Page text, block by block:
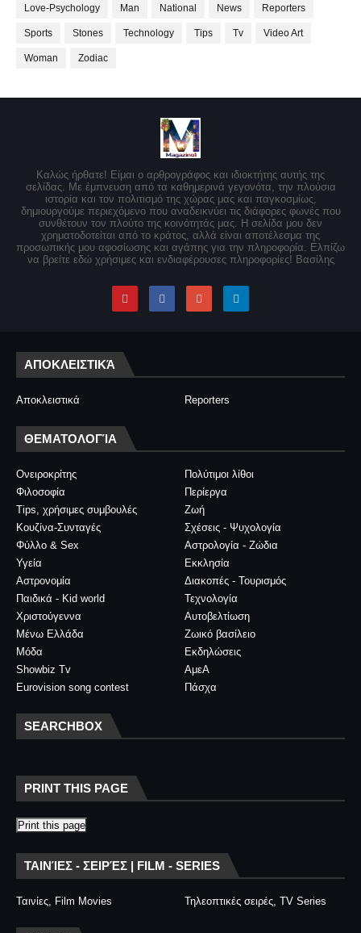
Love-Psychology Man National News Reporters
Sports Stones Technology Tips Tv Video Art
Woman Zodiac
Καλώς ήρθατε! Είμαι ο αρθρογράφος και ιδιοκτήτης αυτής της
σελίδας. Με έμπνευση από τα καθημερινά γεγονότα, την πλούσια
ιστορία και τον πολιτισμό της χώρας μας και παγκοσμίως,
δημιουργούμε περιεχόμενο που αναδεικνύει τις διάφορες φωνές που
συνθέτουν τον πλούτο της κοινότητάς μας. Η σελίδα μου δεν
χρηματοδοτείται από το κράτος, αλλά είναι αποτέλεσμα της
προσωπικής μου αφοσίωσης και αγάπης για την πληροφορία. Ελπίζω
να βρείτε εδώ χρήσιμες και ενδιαφέρουσες πληροφορίες! Βασίλης
ΑΠΟΚΛΕΙΣΤΙΚΆ
Αποκλειστικά Reporters
ΘΕΜΑΤΟΛΟΓΊΑ
Ονειροκρίτης
Πολύτιμοι λίθοι
Φιλοσοφία
Περίεργα
Tips, χρήσιμες συμβουλές
Ζωή
Κουζίνα-Συνταγές
Σχέσεις - Ψυχολογία
Φύλλο & Sex
Αστρολογία - Ζώδια
Υγεία
Εκκλησία
Αστρονομία
Διακοπές - Τουρισμός
Παιδικά - Kid world
Τεχνολογία
Χριστούγεννα
Αυτοβελτίωση
Μένω Ελλάδα
Ζωικό βασίλειο
Μόδα
Εκδηλώσεις
Showbiz Tv
ΑμεΑ
Eurovision song contest
Πάσχα
SEARCHBOX
PRINT THIS PAGE
Print this page
ΤΑΙΝΊΕΣ - ΣΕΙΡΈΣ | FILM - SERIES
Ταινίες, Film Movies Τηλεοπτικές σειρές, TV Series